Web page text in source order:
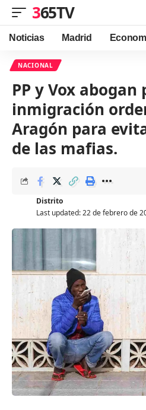
365TV
Noticias Madrid
NACIONAL
PP y Vox abogan
inmigración
Aragón para
de las mafias.
Last updated: 22 de febrero de
Distrito